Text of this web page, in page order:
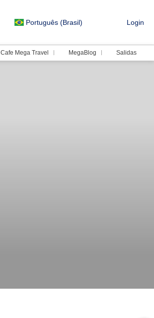
Português (Brasil) Login
Cafe Mega Travel MegaBlog Salidas